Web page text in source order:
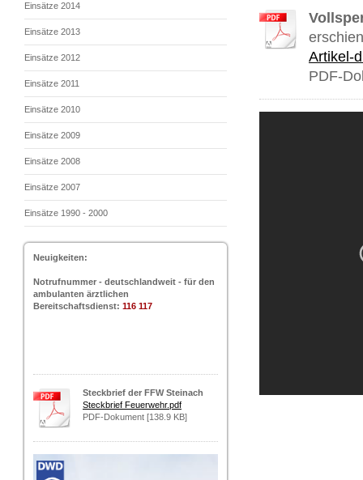
Einsätze 2014
Einsätze 2013
Einsätze 2012
Einsätze 2011
Einsätze 2010
Einsätze 2009
Einsätze 2008
Einsätze 2007
Einsätze 1990 - 2000
Neuigkeiten:
Notrufnummer - deutschlandweit - für den
ambulanten ärztlichen
Bereitschaftsdienst: 116 117
Steckbrief der FFW Steinach
Steckbrief Feuerwehr.pdf
PDF-Dokument [138.9 KB]
Artikel-
PDF-